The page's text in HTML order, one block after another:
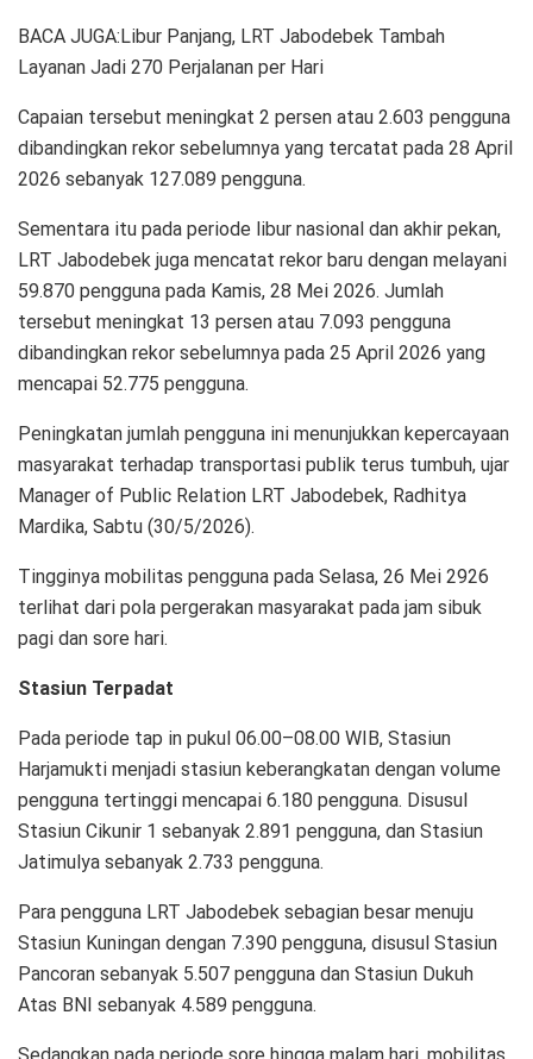
BACA JUGA:Libur Panjang, LRT Jabodebek Tambah
Layanan Jadi 270 Perjalanan per Hari
Capaian tersebut meningkat 2 persen atau 2.603 pengguna
dibandingkan rekor sebelumnya yang tercatat pada 28 April
2026 sebanyak 127.089 pengguna.
Sementara itu pada periode libur nasional dan akhir pekan,
LRT Jabodebek juga mencatat rekor baru dengan melayani
59.870 pengguna pada Kamis, 28 Mei 2026. Jumlah
tersebut meningkat 13 persen atau 7.093 pengguna
dibandingkan rekor sebelumnya pada 25 April 2026 yang
mencapai 52.775 pengguna.
Peningkatan jumlah pengguna ini menunjukkan kepercayaan
masyarakat terhadap transportasi publik terus tumbuh, ujar
Manager of Public Relation LRT Jabodebek, Radhitya
Mardika, Sabtu (30/5/2026).
Tingginya mobilitas pengguna pada Selasa, 26 Mei 2926
terlihat dari pola pergerakan masyarakat pada jam sibuk
pagi dan sore hari.
Stasiun Terpadat
Pada periode tap in pukul 06.00–08.00 WIB, Stasiun
Harjamukti menjadi stasiun keberangkatan dengan volume
pengguna tertinggi mencapai 6.180 pengguna. Disusul
Stasiun Cikunir 1 sebanyak 2.891 pengguna, dan Stasiun
Jatimulya sebanyak 2.733 pengguna.
Para pengguna LRT Jabodebek sebagian besar menuju
Stasiun Kuningan dengan 7.390 pengguna, disusul Stasiun
Pancoran sebanyak 5.507 pengguna dan Stasiun Dukuh
Atas BNI sebanyak 4.589 pengguna.